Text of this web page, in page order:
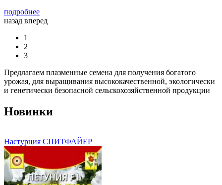
подробнее
назад вперед
1
2
3
Предлагаем плазменные семена для получения богатого
урожая, для выращивания высококачественной, экологически
и генетически безопасной сельскохозяйственной продукции
Новинки
Настурция СПИТФАЙЕР